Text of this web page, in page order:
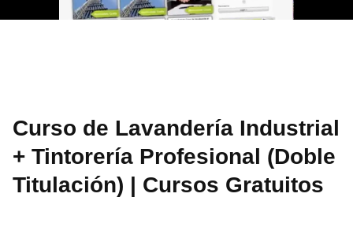
Curso de Lavandería Industrial
+ Tintorería Profesional (Doble
Titulación) | Cursos Gratuitos